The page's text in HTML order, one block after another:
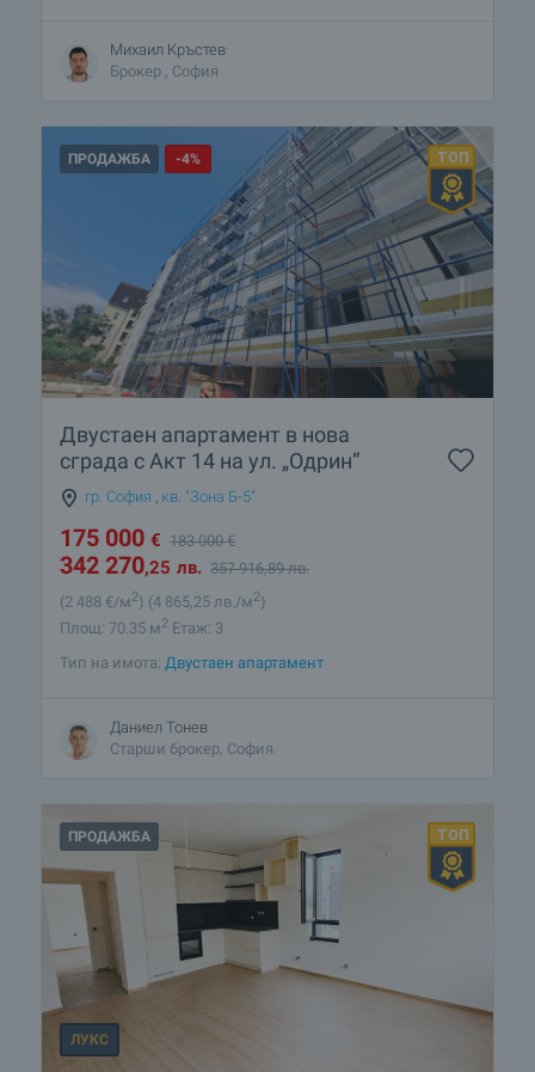
Михаил Кръстев
Брокер , София
ПРОДАЖБА -4%
Двустаен апартамент в нова
сграда с Акт 14 на ул. „Одрин“
гр. София , кв. "Зона Б-5"
175 000 € 183 000€
342 270,25 лв. 357 916,89 лв.
(2 488 €/м2) (4 865,25 лв./м2)
Площ: 70.35 м2 Етаж: 3
Тип на имота: Двустаен апартамент
Даниел Тонев
Старши брокер, София
ПРОДАЖБА
ЛУКС